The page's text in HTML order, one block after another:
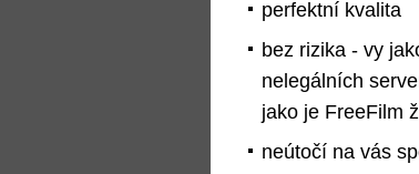
perfektní kvalita
bez rizika - vy
nelegálních
jako je FreeFilm
neútočí na vás